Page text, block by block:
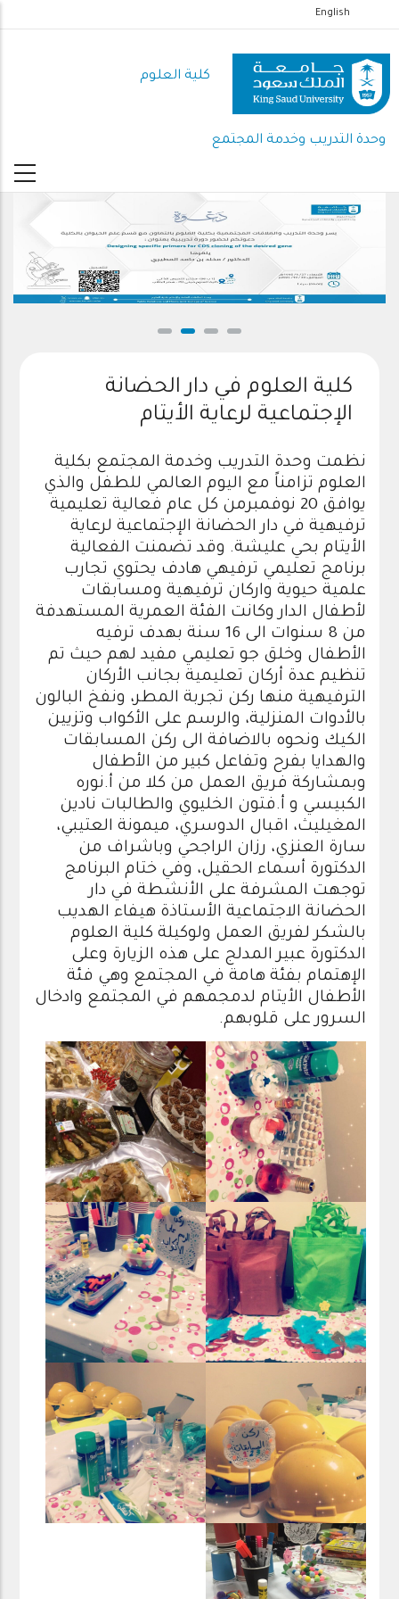
إلى
المحتوى
الرئيسي
English
كلية العلوم
وحدة التدريب وخدمة المجتمع
كلية العلوم في دار الحضانة
الإجتماعية لرعاية الأيتام
نظمت وحدة التدريب وخدمة المجتمع بكلية
العلوم تزامناً مع اليوم العالمي للطفل والذي
يوافق 20 نوفمبرمن كل عام فعالية تعليمية
ترفيهية في دار الحضانة الإجتماعية لرعاية
الأيتام بحي عليشة. وقد تضمنت الفعالية
برنامج تعليمي ترفيهي هادف يحتوي تجارب
علمية حيوية واركان ترفيهية ومسابقات
لأطفال الدار وكانت الفئة العمرية المستهدفة
من 8 سنوات الى 16 سنة بهدف ترفيه
الأطفال وخلق جو تعليمي مفيد لهم حيث تم
تنظيم عدة أركان تعليمية بجانب الأركان
الترفيهية منها ركن تجربة المطر، ونفخ البالون
بالأدوات المنزلية، والرسم على الأكواب وتزيين
الكيك ونحوه بالاضافة الى ركن المسابقات
والهدايا بفرح وتفاعل كبير من الأطفال
وبمشاركة فريق العمل من كلا من أ.نوره
الكبيسي و أ.فتون الخليوي والطالبات نادين
المغيليث، اقبال الدوسري، ميمونة العتيبي،
سارة العنزي، رزان الراجحي وباشراف من
الدكتورة أسماء الحقيل، وفي ختام البرنامج
توجهت المشرفة على الأنشطة في دار
الحضانة الاجتماعية الأستاذة هيفاء الهديب
بالشكر لفريق العمل ولوكيلة كلية العلوم
الدكتورة عبير المدلج على هذه الزيارة وعلى
الإهتمام بفئة هامة في المجتمع وهي فئة
الأطفال الأيتام لدمجمهم في المجتمع وادخال
السرور على قلوبهم.